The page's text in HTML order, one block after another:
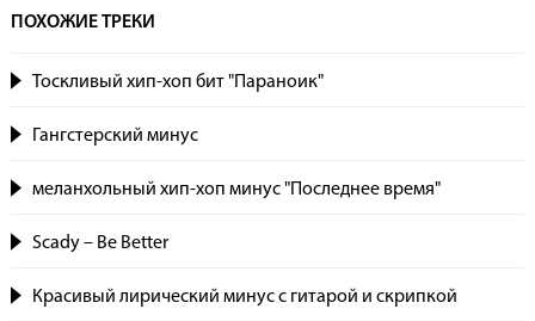
ПОХОЖИЕ ТРЕКИ
Тоскливый хип-хоп бит "Параноик"
Гангстерский минус
меланхольный хип-хоп минус "Последнее время"
Scady – Be Better
Красивый лирический минус с гитарой и скрипкой